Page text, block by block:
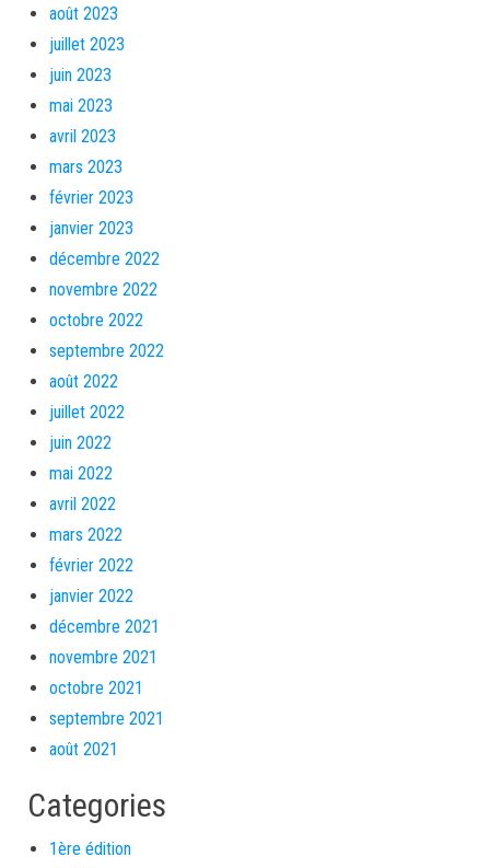
août 2023
juillet 2023
juin 2023
mai 2023
avril 2023
mars 2023
février 2023
janvier 2023
décembre 2022
novembre 2022
octobre 2022
septembre 2022
août 2022
juillet 2022
juin 2022
mai 2022
avril 2022
mars 2022
février 2022
janvier 2022
décembre 2021
novembre 2021
octobre 2021
septembre 2021
août 2021
Categories
1ère édition